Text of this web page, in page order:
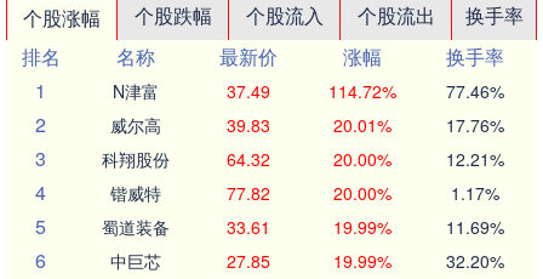
个股涨幅 个股跌幅 个股流入 个股流出
换手率
排名
名称 最新价 涨幅
换手率
1
N津富 37.49 114.72% 77.46%
2 威尔高 39.83 20.01% 17.76%
3 科翔股份 64.32 20.00% 12.21%
4 锴威特 77.82 20.00% 1.17%
5 蜀道装备 33.61 19.99% 11.69%
6 中巨芯 27.85 19.99% 32.20%